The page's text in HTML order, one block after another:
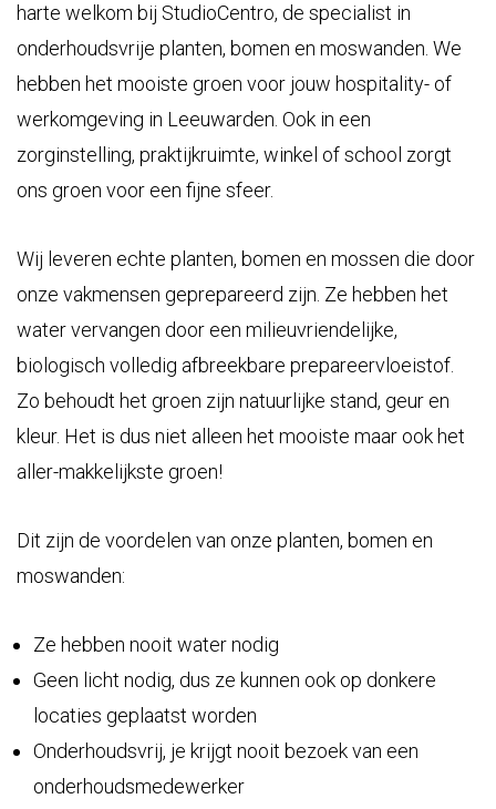
harte welkom bij StudioCentro, de specialist in
onderhoudsvrije planten, bomen en moswanden. We
hebben het mooiste groen voor jouw hospitality- of
werkomgeving in Leeuwarden. Ook in een
zorginstelling, praktijkruimte, winkel of school zorgt
ons groen voor een fijne sfeer.
Wij leveren echte planten, bomen en mossen die door
onze vakmensen geprepareerd zijn. Ze hebben het
water vervangen door een milieuvriendelijke,
biologisch volledig afbreekbare prepareervloeistof.
Zo behoudt het groen zijn natuurlijke stand, geur en
kleur. Het is dus niet alleen het mooiste maar ook het
aller-makkelijkste groen!
Dit zijn de voordelen van onze planten, bomen en
moswanden:
Ze hebben nooit water nodig
Geen licht nodig, dus ze kunnen ook op donkere
locaties geplaatst worden
Onderhoudsvrij, je krijgt nooit bezoek van een
onderhoudsmedewerker